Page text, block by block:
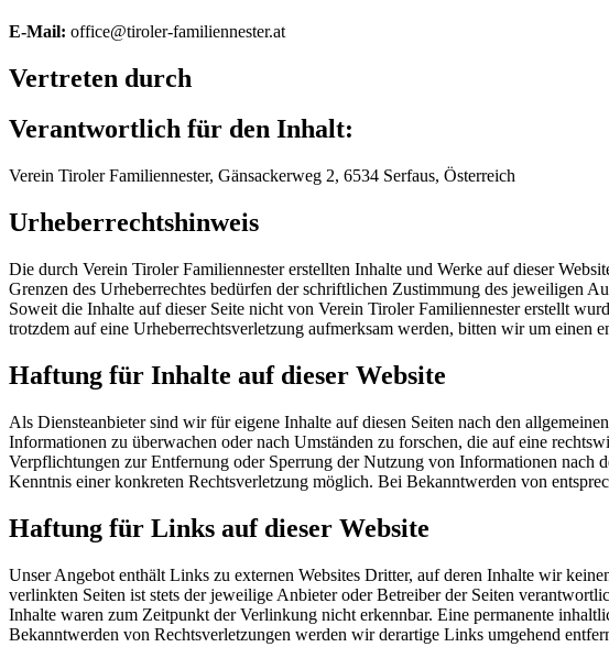
E-Mail: office@tiroler-familiennester.at
Vertreten durch
Verantwortlich für den Inhalt:
Verein Tiroler Familiennester, Gänsackerweg 2, 6534 Serfaus, Österreich
Urheberrechtshinweis
Die durch Verein Tiroler Familiennester erstellten Inhalte und Werke auf dieser
Grenzen des Urheberrechtes bedürfen der schriftlichen Zustimmung des jeweiligen
Soweit die Inhalte auf dieser Seite nicht von Verein Tiroler Familiennester erstellt
trotzdem auf eine Urheberrechtsverletzung aufmerksam werden, bitten wir um
Haftung für Inhalte auf dieser Website
Als Diensteanbieter sind wir für eigene Inhalte auf diesen Seiten nach den
Informationen zu überwachen oder nach Umständen zu forschen, die auf eine
Verpflichtungen zur Entfernung oder Sperrung der Nutzung von Informationen nach
Kenntnis einer konkreten Rechtsverletzung möglich. Bei Bekanntwerden von
Haftung für Links auf dieser Website
Unser Angebot enthält Links zu externen Websites Dritter, auf deren Inhalte wir
verlinkten Seiten ist stets der jeweilige Anbieter oder Betreiber der Seiten
Inhalte waren zum Zeitpunkt der Verlinkung nicht erkennbar. Eine permanente
Bekanntwerden von Rechtsverletzungen werden wir derartige Links umgehend